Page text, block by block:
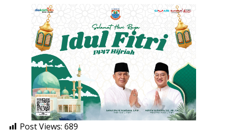
Post Views: 689